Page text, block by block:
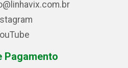
Pagamento